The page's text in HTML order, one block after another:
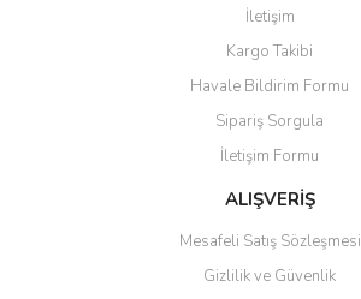
İletişim
Kargo Takibi
Havale Bildirim Formu
Sipariş Sorgula
İletişim Formu
ALIŞVERİŞ
Mesafeli Satış Sözleşmesi
Gizlilik ve Güvenlik